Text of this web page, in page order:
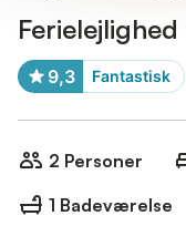
9,3 Fantastisk
2 Personer
1 Badeværelse